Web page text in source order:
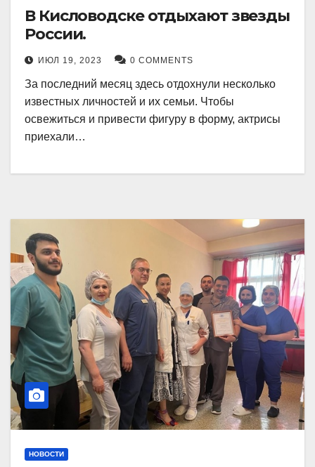
В Кисловодске отдыхают звезды
России.
ИЮЛ 19, 2023 0 COMMENTS
За последний месяц здесь отдохнули несколько
известных личностей и их семьи. Чтобы
освежиться и привести фигуру в форму, актрисы
приехали…
НОВОСТИ